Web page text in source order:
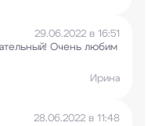
29.06.2022 в 16:51
Очень любим
Ирина
28.06.2022 в 11:48